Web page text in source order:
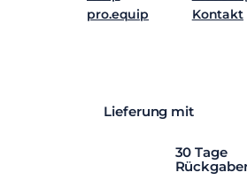
pro.equip
Kontakt
Lieferung mit
30 Tage